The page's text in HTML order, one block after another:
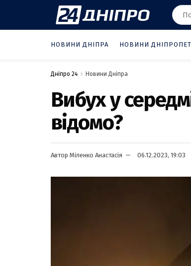
НОВИНИ ДНІПРА НОВИНИ
Дніпро 24 Новини Дніпра
Вибух у
відомо?
Автор Міленко Анастасія 06.12.2023, 19:03